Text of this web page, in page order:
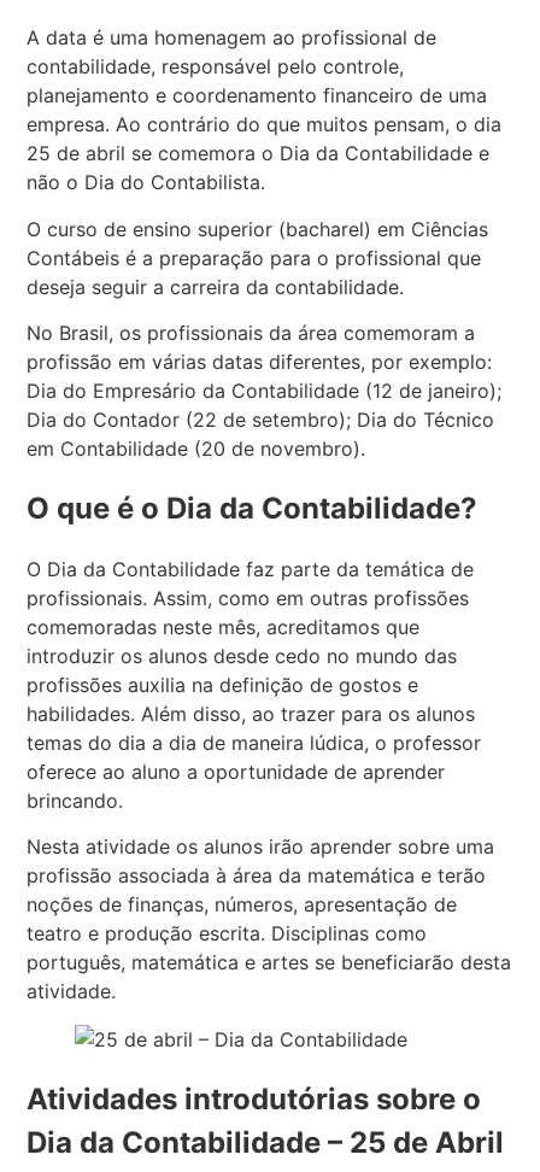
A data é uma homenagem ao profissional de
contabilidade, responsável pelo controle,
planejamento e coordenamento financeiro de uma
empresa. Ao contrário do que muitos pensam, o dia
25 de abril se comemora o Dia da Contabilidade e
não o Dia do Contabilista.
O curso de ensino superior (bacharel) em Ciências
Contábeis é a preparação para o profissional que
deseja seguir a carreira da contabilidade.
No Brasil, os profissionais da área comemoram a
profissão em várias datas diferentes, por exemplo:
Dia do Empresário da Contabilidade (12 de janeiro);
Dia do Contador (22 de setembro); Dia do Técnico
em Contabilidade (20 de novembro).
O que é o Dia da Contabilidade?
O Dia da Contabilidade faz parte da temática de
profissionais. Assim, como em outras profissões
comemoradas neste mês, acreditamos que
introduzir os alunos desde cedo no mundo das
profissões auxilia na definição de gostos e
habilidades. Além disso, ao trazer para os alunos
temas do dia a dia de maneira lúdica, o professor
oferece ao aluno a oportunidade de aprender
brincando.
Nesta atividade os alunos irão aprender sobre uma
profissão associada à área da matemática e terão
noções de finanças, números, apresentação de
teatro e produção escrita. Disciplinas como
português, matemática e artes se beneficiarão desta
atividade.
Atividades introdutórias sobre o
Dia da Contabilidade – 25 de Abril